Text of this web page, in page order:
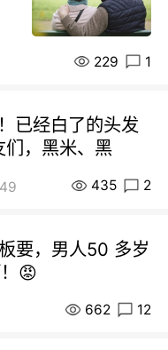
229 1
已经白了的头发
，黑米、黑
435 2
要，男人50 多岁
😡
662 12